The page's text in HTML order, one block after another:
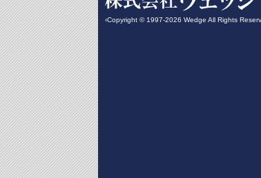
‹Copyright © 1997-2026 Wedge All Rights